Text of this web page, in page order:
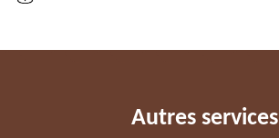
Autres services